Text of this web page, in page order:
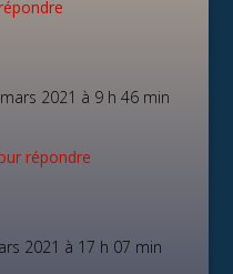
2021 à 9 h 46 min
répondre
2021 à 17 h 07 min